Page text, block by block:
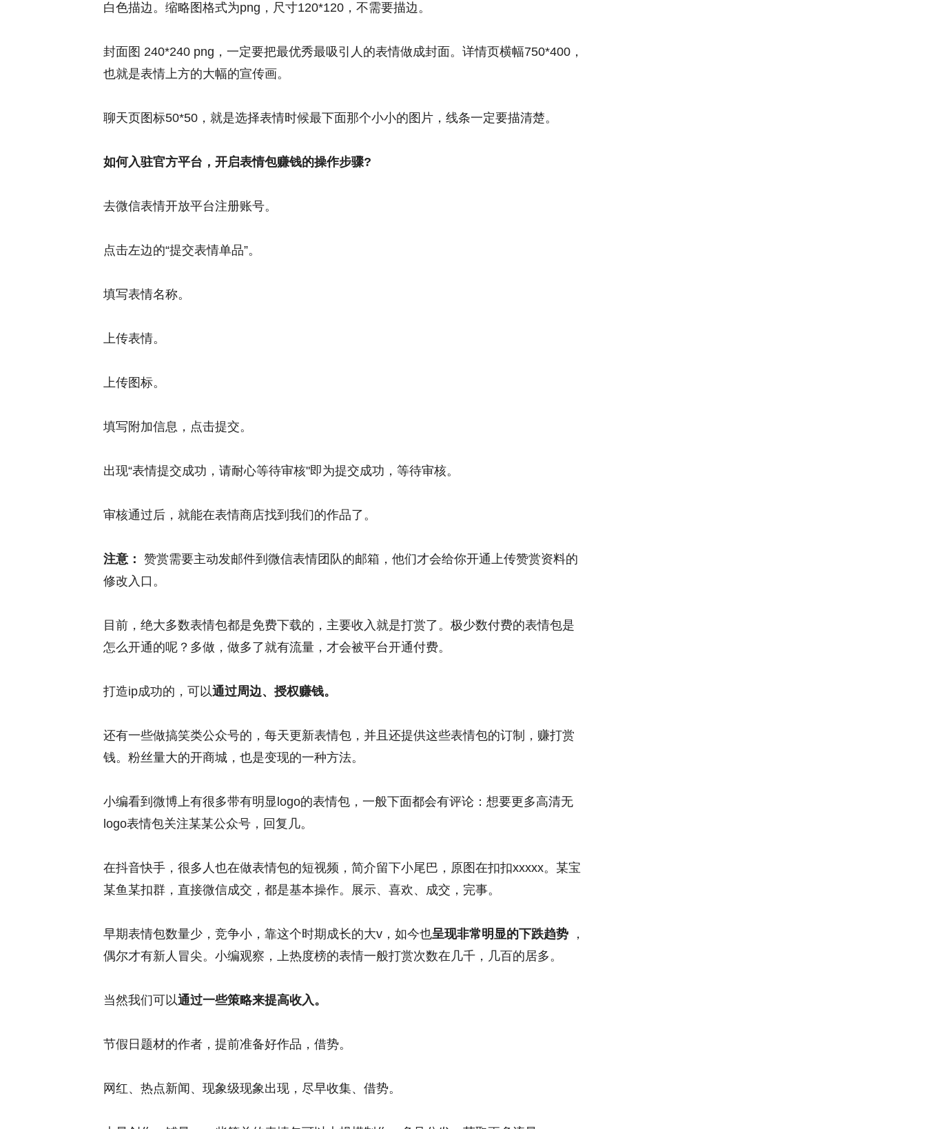
白色描边。缩略图格式为png，尺寸120*120，不需要描边。
封面图 240*240 png，一定要把最优秀最吸引人的表情做成封面。详情页横幅750*400，
也就是表情上方的大幅的宣传画。
聊天页图标50*50，就是选择表情时候最下面那个小小的图片，线条一定要描清楚。
如何入驻官方平台，开启表情包赚钱的操作步骤?
去微信表情开放平台注册账号。
点击左边的“提交表情单品”。
填写表情名称。
上传表情。
上传图标。
填写附加信息，点击提交。
出现“表情提交成功，请耐心等待审核"即为提交成功，等待审核。
审核通过后，就能在表情商店找到我们的作品了。
注意： 赞赏需要主动发邮件到微信表情团队的邮箱，他们才会给你开通上传赞赏资料的
修改入口。
目前，绝大多数表情包都是免费下载的，主要收入就是打赏了。极少数付费的表情包是
怎么开通的呢？多做，做多了就有流量，才会被平台开通付费。
打造ip成功的，可以通过周边、授权赚钱。
还有一些做搞笑类公众号的，每天更新表情包，并且还提供这些表情包的订制，赚打赏
钱。粉丝量大的开商城，也是变现的一种方法。
小编看到微博上有很多带有明显logo的表情包，一般下面都会有评论：想要更多高清无
logo表情包关注某某公众号，回复几。
在抖音快手，很多人也在做表情包的短视频，简介留下小尾巴，原图在扣扣xxxxx。某宝
某鱼某扣群，直接微信成交，都是基本操作。展示、喜欢、成交，完事。
早期表情包数量少，竞争小，靠这个时期成长的大v，如今也呈现非常明显的下跌趋势 ，
偶尔才有新人冒尖。小编观察，上热度榜的表情一般打赏次数在几千，几百的居多。
当然我们可以通过一些策略来提高收入。
节假日题材的作者，提前准备好作品，借势。
网红、热点新闻、现象级现象出现，尽早收集、借势。